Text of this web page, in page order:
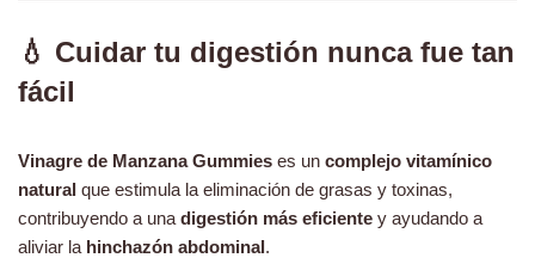
💧 Cuidar tu digestión nunca fue tan
fácil
Vinagre de Manzana Gummies es un complejo vitamínico
natural que estimula la eliminación de grasas y toxinas,
contribuyendo a una digestión más eficiente y ayudando a
aliviar la hinchazón abdominal.